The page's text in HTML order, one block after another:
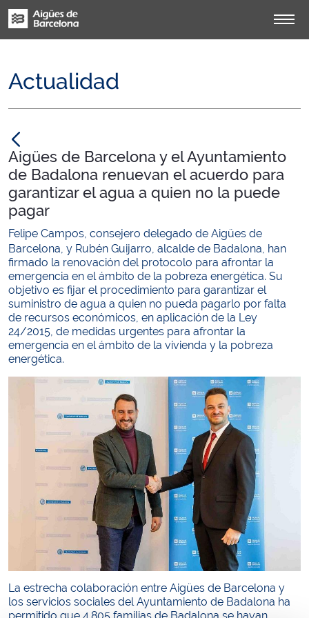
Actualidad
Aigües de Barcelona y el Ayuntamiento
de Badalona renuevan el acuerdo para
garantizar el agua a quien no la puede
pagar
Felipe Campos, consejero delegado de Aigües de
Barcelona, y Rubén Guijarro, alcalde de Badalona, han
firmado la renovación del protocolo para afrontar la
emergencia en el ámbito de la pobreza energética. Su
objetivo es fijar el procedimiento para garantizar el
suministro de agua a quien no pueda pagarlo por falta
de recursos económicos, en aplicación de la Ley
24/2015, de medidas urgentes para afrontar la
emergencia en el ámbito de la vivienda y la pobreza
energética.
La estrecha colaboración entre Aigües de Barcelona y
los servicios sociales del Ayuntamiento de Badalona ha